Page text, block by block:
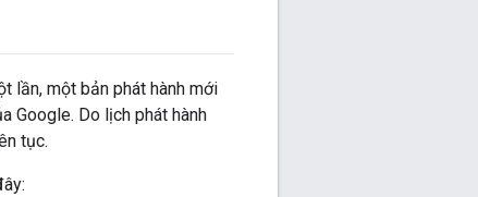
lần, một bản phát hành mới
Google. Do lịch phát hành
tục.